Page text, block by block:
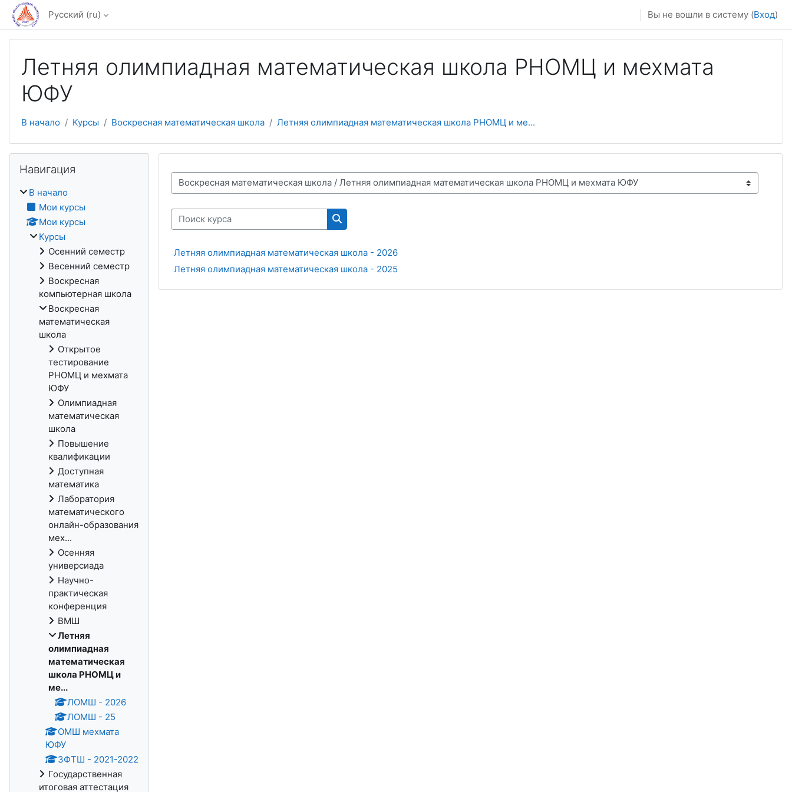
Перейти к основному содержанию
Русский ‎(ru)‎ Вы не вошли в систему (Вход)
Летняя олимпиадная математическая школа РНОМЦ и мехмата
ЮФУ
В начало Курсы Воскресная математическая школа Летняя олимпиадная математическая школа РНОМЦ и ме...
Категории курсов
Поиск курса
Поиск курса
Летняя олимпиадная математическая школа - 2026
Летняя олимпиадная математическая школа - 2025
Навигация
В начало
Мои курсы
Мои курсы
Курсы
Осенний семестр
Весенний семестр
Воскресная
компьютерная школа
Воскресная
математическая
школа
Открытое
тестирование
РНОМЦ и мехмата
ЮФУ
Олимпиадная
математическая
школа
Повышение
квалификации
Доступная
математика
Лаборатория
математического
онлайн-образования
мех...
Осенняя
универсиада
Научно-
практическая
конференция
ВМШ
Летняя
олимпиадная
математическая
школа РНОМЦ и
ме...
ЛОМШ - 2026
ЛОМШ - 25
ОМШ мехмата
ЮФУ
ЗФТШ - 2021-2022
Государственная
итоговая аттестация